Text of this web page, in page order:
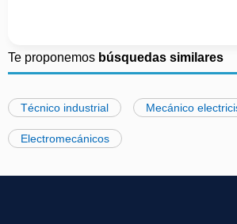
Te proponemos búsquedas similares
Técnico industrial Mecánico
Electromecánicos